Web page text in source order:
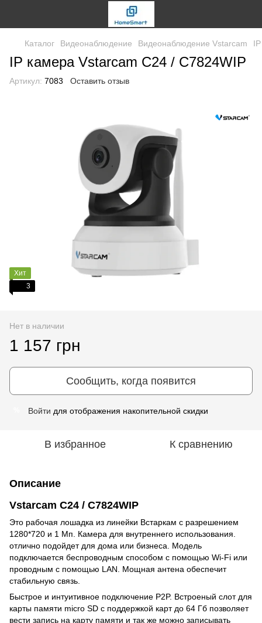
Каталог Видеонаблюдение Видеонаблюдение Vstarcam
IP камера Vstarcam C24 / C7824WIP
Артикул: 7083 Оставить отзыв
Хит
3
Нет в наличии
1 157 грн
Сообщить, когда появится
Войти для отображения накопительной скидки
В избранное К сравнению
Описание
Vstarcam C24 / C7824WIP
Это рабочая лошадка из линейки Встаркам с разрешением
1280*720 и 1 Мп. Камера для внутреннего использования.
отлично подойдет для дома или бизнеса. Модель
подключается беспроводным способом с помощью Wi-Fi или
проводным с помощью LAN. Мощная антена обеспечит
стабильную связь.
Быстрое и интуитивное подключение P2P. Встроеный слот для
карты памяти micro SD с поддержкой карт до 64 Гб позволяет
вести запись на карту памяти и так же можно записывать